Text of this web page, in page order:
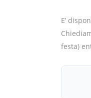
E’
festa)